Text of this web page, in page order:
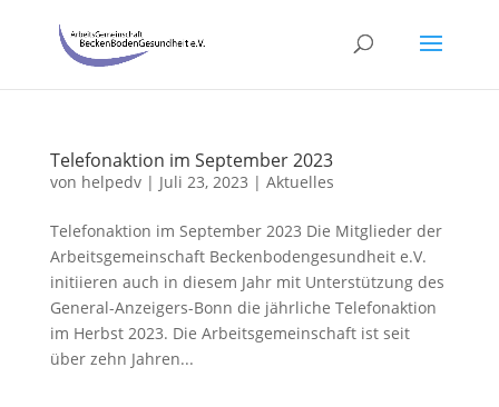
Telefonaktion im September 2023
von helpedv| Juli 23, 2023 | Aktuelles
Telefonaktion im September 2023 Die Mitglieder der
Arbeitsgemeinschaft Beckenbodengesundheit e.V.
initiieren auch in diesem Jahr mit Unterstützung des
General-Anzeigers-Bonn die jährliche Telefonaktion
im Herbst 2023. Die Arbeitsgemeinschaft ist seit
über zehn Jahren...